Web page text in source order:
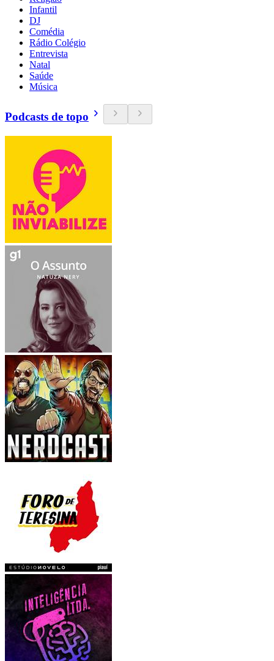
Infantil
DJ
Comédia
Rádio Colégio
Entrevista
Natal
Saúde
Música
Podcasts de topo